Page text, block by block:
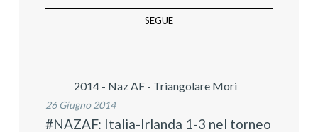
SEGUE
2014 - Naz AF - Triangolare Mori
26 Giugno 2014
#NAZAF: Italia-Irlanda 1-3 nel torneo